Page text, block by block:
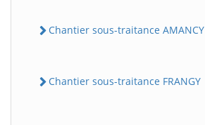
Chantier sous-traitance AMANCY
Chantier sous-traitance FRANGY